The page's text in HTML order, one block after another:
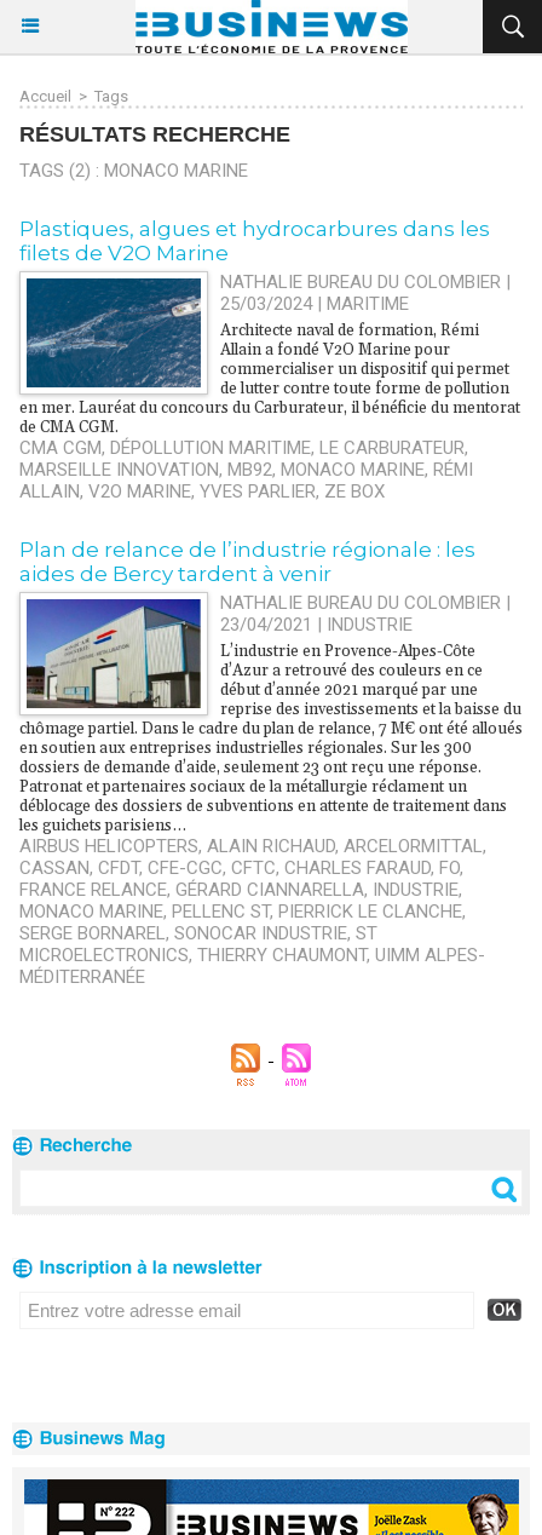
Accueil > Tags
RÉSULTATS RECHERCHE
TAGS (2) : MONACO MARINE
​Plastiques, algues et hydrocarbures dans les
filets de V2O Marine
NATHALIE BUREAU DU COLOMBIER |
25/03/2024|MARITIME
Architecte naval de formation, Rémi
Allain a fondé V2O Marine pour
commercialiser un dispositif qui permet
de lutter contre toute forme de pollution
en mer. Lauréat du concours du Carburateur, il bénéficie du mentorat
de CMA CGM.
CMA CGM, DÉPOLLUTION MARITIME, LE CARBURATEUR,
MARSEILLE INNOVATION, MB92, MONACO MARINE, RÉMI
ALLAIN, V2O MARINE, YVES PARLIER, ZE BOX
​Plan de relance de l’industrie régionale : les
aides de Bercy tardent à venir
NATHALIE BUREAU DU COLOMBIER |
23/04/2021 | INDUSTRIE
L’industrie en Provence-Alpes-Côte
d’Azur a retrouvé des couleurs en ce
début d’année 2021 marqué par une
reprise des investissements et la baisse du
chômage partiel. Dans le cadre du plan de relance, 7 M€ ont été alloués
en soutien aux entreprises industrielles régionales. Sur les 300
dossiers de demande d’aide, seulement 23 ont reçu une réponse.
Patronat et partenaires sociaux de la métallurgie réclament un
déblocage des dossiers de subventions en attente de traitement dans
les guichets parisiens…
AIRBUS HELICOPTERS, ALAIN RICHAUD, ARCELORMITTAL,
CASSAN, CFDT, CFE-CGC, CFTC, CHARLES FARAUD, FO,
FRANCE RELANCE, GÉRARD CIANNARELLA, INDUSTRIE,
MONACO MARINE, PELLENC ST, PIERRICK LE CLANCHE,
SERGE BORNAREL, SONOCAR INDUSTRIE, ST
MICROELECTRONICS, THIERRY CHAUMONT, UIMM ALPES-
MÉDITERRANÉE